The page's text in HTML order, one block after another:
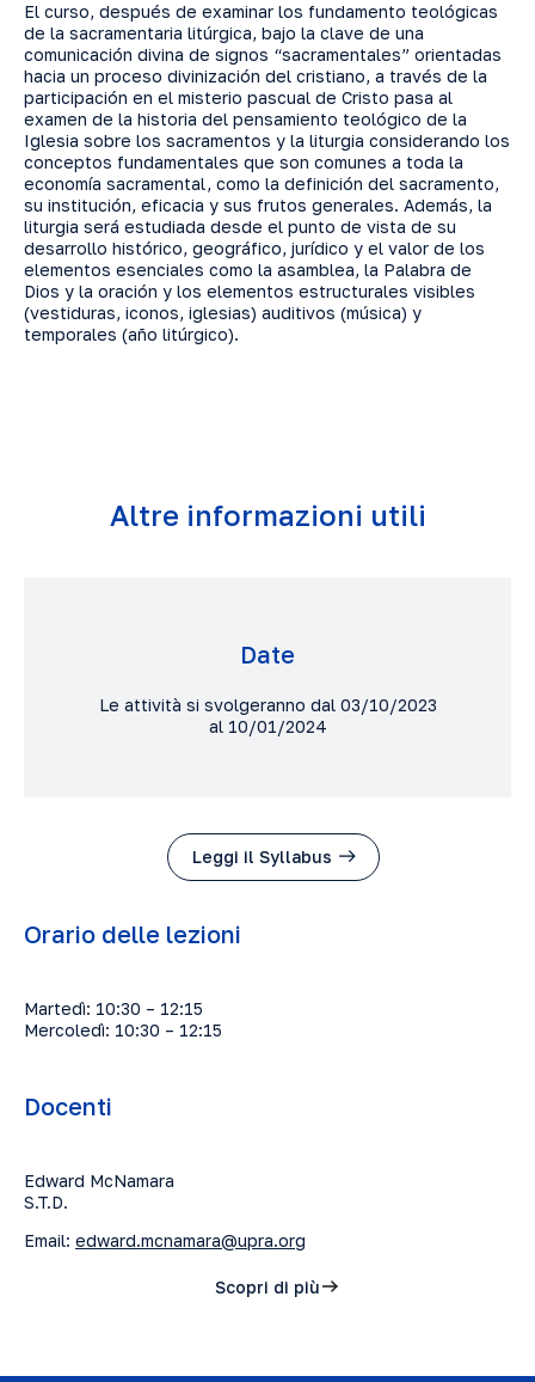
El curso, después de examinar los fundamento teológicas
de la sacramentaria litúrgica, bajo la clave de una
comunicación divina de signos “sacramentales” orientadas
hacia un proceso divinización del cristiano, a través de la
participación en el misterio pascual de Cristo pasa al
examen de la historia del pensamiento teológico de la
Iglesia sobre los sacramentos y la liturgia considerando los
conceptos fundamentales que son comunes a toda la
economía sacramental, como la definición del sacramento,
su institución, eficacia y sus frutos generales. Además, la
liturgia será estudiada desde el punto de vista de su
desarrollo histórico, geográfico, jurídico y el valor de los
elementos esenciales como la asamblea, la Palabra de
Dios y la oración y los elementos estructurales visibles
(vestiduras, iconos, iglesias) auditivos (música) y
temporales (año litúrgico).
Altre informazioni utili
Date
Le attività si svolgeranno dal 03/10/2023
al 10/01/2024
Leggi il Syllabus
Orario delle lezioni
Martedì: 10:30 – 12:15
Mercoledì: 10:30 – 12:15
Docenti
Edward McNamara
S.T.D.
Email: edward.mcnamara@upra.org
Scopri di più